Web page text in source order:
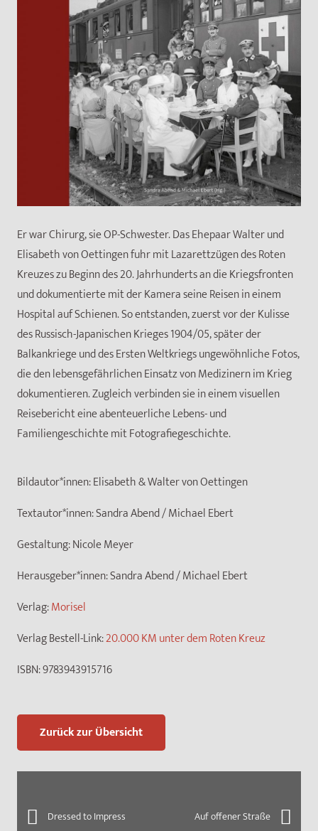
Er war Chirurg, sie OP-Schwester. Das Ehepaar Walter und
Elisabeth von Oettingen fuhr mit Lazarettzügen des Roten
Kreuzes zu Beginn des 20. Jahrhunderts an die Kriegsfronten
und dokumentierte mit der Kamera seine Reisen in einem
Hospital auf Schienen. So entstanden, zuerst vor der Kulisse
des Russisch-Japanischen Krieges 1904/05, später der
Balkankriege und des Ersten Weltkriegs ungewöhnliche Fotos,
die den lebensgefährlichen Einsatz von Medizinern im Krieg
dokumentieren. Zugleich verbinden sie in einem visuellen
Reisebericht eine abenteuerliche Lebens- und
Familiengeschichte mit Fotografiegeschichte.
Bildautor*innen:Elisabeth & Walter von Oettingen
Textautor*innen:Sandra Abend / Michael Ebert
Gestaltung:Nicole Meyer
Herausgeber*innen:Sandra Abend / Michael Ebert
Verlag:Morisel
Verlag Bestell-Link:20.000 KM unter dem Roten Kreuz
ISBN:9783943915716
Zurück zur Übersicht
Dressed to Impress Auf offener Straße